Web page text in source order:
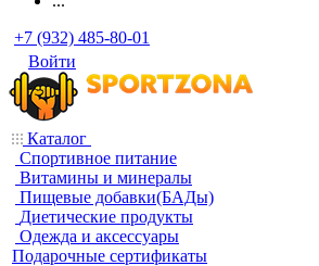
+7 (932) 485-80-01
Войти
Каталог
Спортивное питание
Витамины и минералы
Пищевые добавки(БАДы)
Диетические продукты
Одежда и аксессуары
Подарочные сертификаты